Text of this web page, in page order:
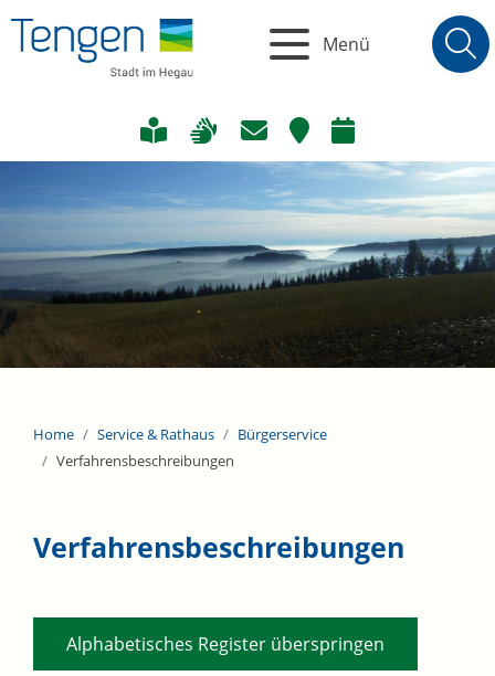
Menü
Home Service & Rathaus
Bürgerservice
Verfahrensbeschreibungen
Verfahrensbeschreibungen
Alphabetisches Register überspringen